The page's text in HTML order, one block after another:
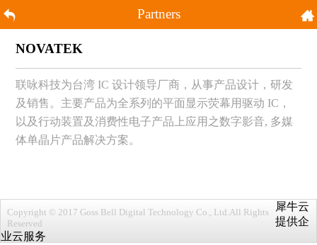
Partners
NOVATEK
联咏科技为台湾 IC 设计领导厂商，从事产品设计，研发
及销售。主要产品为全系列的平面显示荧幕用驱动 IC，
以及行动装置及消费性电子产品上应用之数字影音, 多媒
体单晶片产品解决方案。
Copyright © 2017 Goss Bell Digital Technology Co., Ltd.All Rights
Reserved
犀牛云
提供企
业云服务